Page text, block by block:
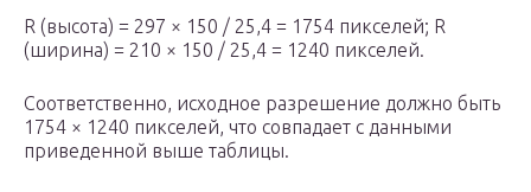
R (высота) = 297 × 150 / 25,4 = 1754 пикселей; R
(ширина) = 210 × 150 / 25,4 = 1240 пикселей.
Соответственно, исходное разрешение должно быть
1754 × 1240 пикселей, что совпадает с данными
приведенной выше таблицы.